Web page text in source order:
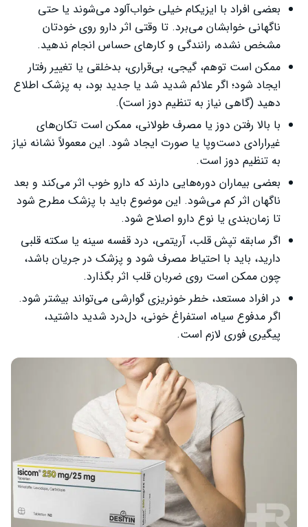
بعضی افراد با ایزیکام خیلی خواب‌آلود می‌شوند یا حتی
ناگهانی خوابشان می‌برد. تا وقتی اثر دارو روی خودتان
مشخص نشده، رانندگی و کارهای حساس انجام ندهید.
ممکن است توهم، گیجی، بی‌قراری، بدخلقی یا تغییر رفتار
ایجاد شود؛ اگر علائم شدید شد یا جدید بود، به پزشک اطلاع
دهید (گاهی نیاز به تنظیم دوز است).
با بالا رفتن دوز یا مصرف طولانی، ممکن است تکان‌های
غیرارادی دست‌وپا یا صورت ایجاد شود. این معمولاً نشانه نیاز
به تنظیم دوز است.
بعضی بیماران دوره‌هایی دارند که دارو خوب اثر می‌کند و بعد
ناگهان اثر کم می‌شود. این موضوع باید با پزشک مطرح شود
تا زمان‌بندی یا نوع دارو اصلاح شود.
اگر سابقه تپش قلب، آریتمی، درد قفسه سینه یا سکته قلبی
دارید، باید با احتیاط مصرف شود و پزشک در جریان باشد،
چون ممکن است روی ضربان قلب اثر بگذارد.
در افراد مستعد، خطر خونریزی گوارشی می‌تواند بیشتر شود.
اگر مدفوع سیاه، استفراغ خونی، دل‌درد شدید داشتید،
پیگیری فوری لازم است.